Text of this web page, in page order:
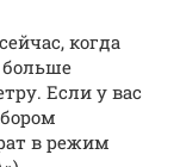
когда
больше
Если у вас
в режим